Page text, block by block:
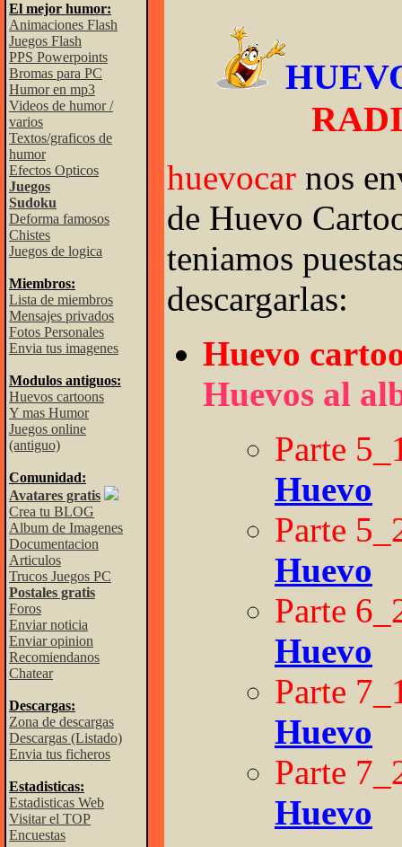
El mejor humor:
Animaciones Flash
Juegos Flash
PPS Powerpoints
Bromas para PC
Humor en mp3
Videos de humor /
varios
Textos/graficos de
humor
Efectos Opticos
Juegos
Sudoku
Deforma famosos
Chistes
Juegos de logica
Miembros:
Lista de miembros
Mensajes privados
Fotos Personales
Envia tus imagenes
Modulos antiguos:
Huevos cartoons
Y mas Humor
Juegos online
(antiguo)
Comunidad:
Avatares gratis
Crea tu BLOG
Album de Imagenes
Documentacion
Articulos
Trucos Juegos PC
Postales gratis
Foros
Enviar noticia
Enviar opinion
Recomiendanos
Chatear
Descargas:
Zona de descargas
Descargas (Listado)
Envia tus ficheros
Estadisticas:
Estadisticas Web
Visitar el TOP
Encuestas
huevocar nos
de Huevo
teniamos
descargarlas:
Huevo
Huevos al
Parte
Huevo
Parte
Huevo
Parte
Huevo
Parte
Huevo
Parte
Huevo